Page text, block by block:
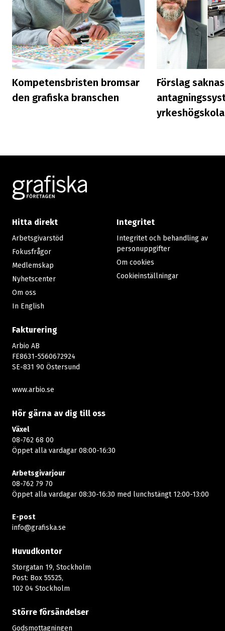
Kompetensbristen bromsar
den grafiska branschen
Förslag
Footer
Hitta direkt
Arbetsgivarstöd
Fokusfrågor
Medlemskap
Nyhetscenter
Om oss
In English
Integritet
Integritet och behandling av
personuppgifter
Om cookies
Cookieinställningar
Fakturering
Arbio AB
FE8631-5560672924
SE-831 90 Östersund
www.arbio.se
Hör gärna av dig till oss
Växel
08-762 68 00
Öppet alla vardagar 08:00-16:30​​
Arbetsgivarjour
08-762 79 70
Öppet alla vardagar 08:30-16:30 med lunchstängt 12:00-13:00​
E-post
info@grafiska.se
Huvudkontor
Storgatan 19, Stockholm
Post: Box 55525,
102 04 Stockholm
Större försändelser
Godsmottagningen